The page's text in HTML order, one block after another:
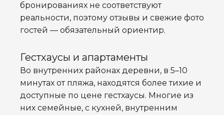
бронированиях не соответствуют
реальности, поэтому отзывы и свежие фото
гостей — обязательный ориентир.
Гестхаусы и апартаменты
Во внутренних районах деревни, в 5–10
минутах от пляжа, находятся более тихие и
доступные по цене гестхаусы. Многие из
них семейные, с кухней, внутренним